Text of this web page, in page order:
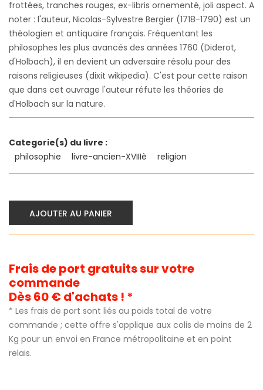
frottées, tranches rouges, ex-libris ornementé, joli aspect. A
noter : l'auteur, Nicolas-Sylvestre Bergier (1718-1790) est un
théologien et antiquaire français. Fréquentant les
philosophes les plus avancés des années 1760 (Diderot,
d'Holbach), il en devient un adversaire résolu pour des
raisons religieuses (dixit wikipedia). C'est pour cette raison
que dans cet ouvrage l'auteur réfute les théories de
d'Holbach sur la nature.
Categorie(s) du livre :
philosophie
livre-ancien-XVIIIè religion
AJOUTER AU PANIER
Frais de port gratuits sur votre
commande
Dès 60 € d'achats ! *
* Les frais de port sont liés au poids total de votre
commande ; cette offre s'applique aux colis de moins de 2
Kg pour un envoi en France métropolitaine et en point
relais.